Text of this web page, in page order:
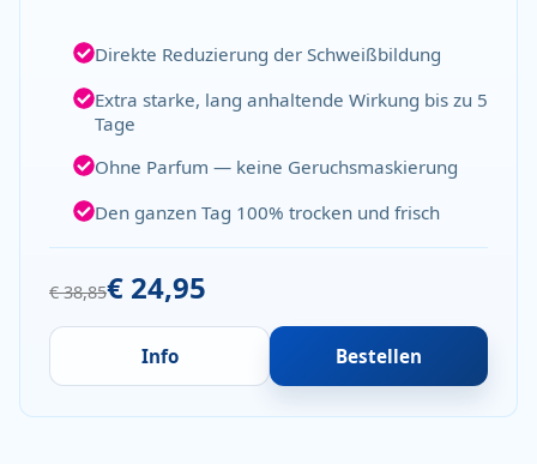
Direkte Reduzierung der Schweißbildung
Extra starke, lang anhaltende Wirkung bis zu 5
Tage
Ohne Parfum — keine Geruchsmaskierung
Den ganzen Tag 100% trocken und frisch
€ 38,85€ 24,95
Info Bestellen